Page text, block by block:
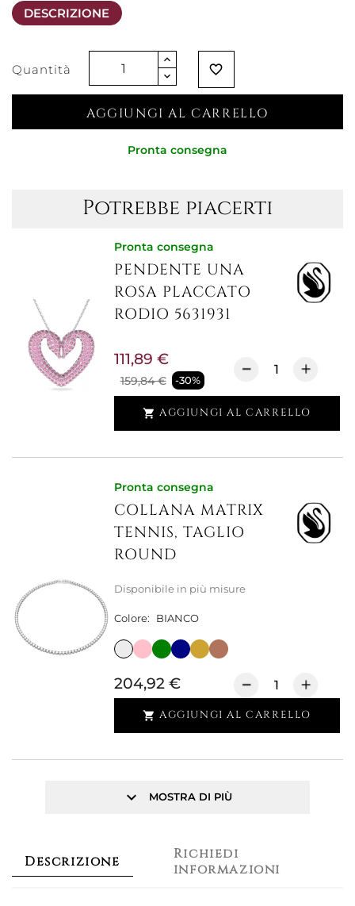
DESCRIZIONE
Quantità favorite_border
AGGIUNGI AL CARRELLO
Pronta consegna
Potrebbe piacerti
Pronta consegna
PENDENTE UNA
ROSA PLACCATO
RODIO 5631931
159,84 € -30%
111,89 €
 AGGIUNGI AL CARRELLO
Pronta consegna
COLLANA MATRIX
TENNIS, TAGLIO
ROUND
Disponibile in più misure
Colore: BIANCO
204,92 €
 AGGIUNGI AL CARRELLO
keyboard_arrow_down MOSTRA DI PIÙ
Descrizione
Richiedi
informazioni